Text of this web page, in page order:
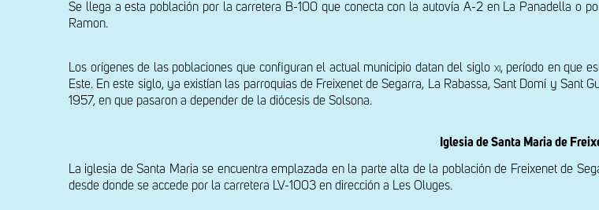
Se llega a esta población por la carretera B-100 que conecta con la autovía A-2 en La Panadella o
Ramon.
Los orígenes de las poblaciones que configuran el actual municipio datan del siglo xi, período en que
Este. En este siglo, ya existían las parroquias de Freixenet de Segarra, La Rabassa, Sant Domí y Sant
1957, en que pasaron a depender de la diócesis de Solsona.
Iglesia de Santa Maria de
La iglesia de Santa Maria se encuentra emplazada en la parte alta de la población de Freixenet de
desde donde se accede por la carretera LV-1003 en dirección a Les Oluges.